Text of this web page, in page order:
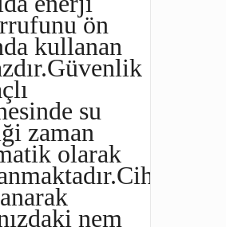
ön
kullanan
su
zaman
olarak
nem